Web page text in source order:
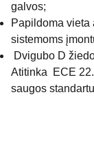
galvos;
Papildoma
sistemoms
Dvigubo D
Atitinka ECE
saugos